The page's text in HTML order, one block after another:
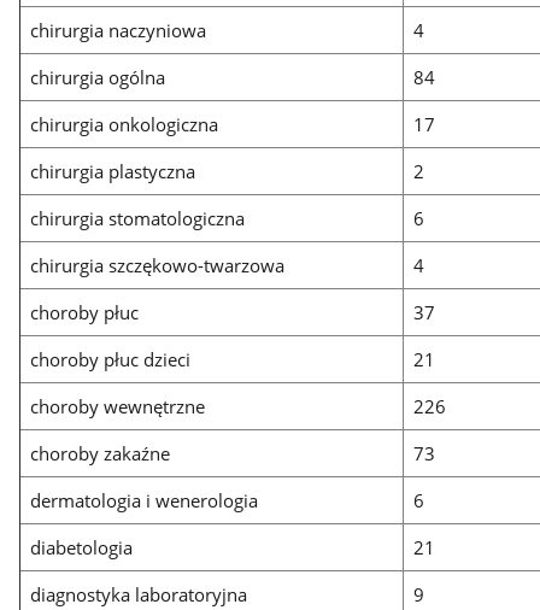
chirurgia naczyniowa
4
chirurgia ogólna
84
chirurgia onkologiczna
17
chirurgia plastyczna
2
chirurgia stomatologiczna
6
chirurgia szczękowo-twarzowa
4
choroby płuc
37
choroby płuc dzieci
21
choroby wewnętrzne
226
choroby zakaźne
73
dermatologia i wenerologia
6
diabetologia
21
diagnostyka laboratoryjna
9